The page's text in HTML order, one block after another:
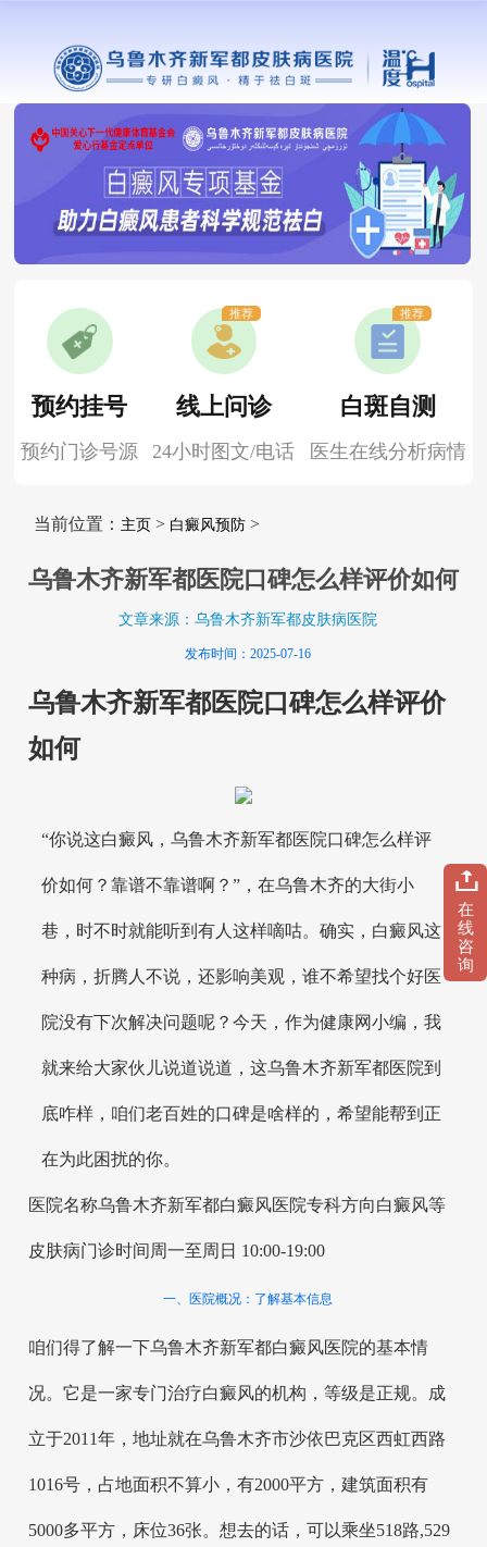
预约挂号
预约门诊号源
线上问诊
24小时图文/电话
推荐
白斑自测
医生在线分析病情
推荐
当前位置： 主页> 白癜风预防>
乌鲁木齐新军都医院口碑怎么样评价如何
文章来源：乌鲁木齐新军都皮肤病医院
发布时间：2025-07-16
乌鲁木齐新军都医院口碑怎么样评价
如何
“你说这白癜风，乌鲁木齐新军都医院口碑怎么样评
价如何？靠谱不靠谱啊？”，在乌鲁木齐的大街小
巷，时不时就能听到有人这样嘀咕。确实，白癜风这
种病，折腾人不说，还影响美观，谁不希望找个好医
院没有下次解决问题呢？今天，作为健康网小编，我
就来给大家伙儿说道说道，这乌鲁木齐新军都医院到
底咋样，咱们老百姓的口碑是啥样的，希望能帮到正
在为此困扰的你。
医院名称乌鲁木齐新军都白癜风医院专科方向白癜风等
皮肤病门诊时间周一至周日 10:00-19:00
一、医院概况：了解基本信息
咱们得了解一下乌鲁木齐新军都白癜风医院的基本情
况。它是一家专门治疗白癜风的机构，等级是正规。成
立于2011年，地址就在乌鲁木齐市沙依巴克区西虹西路
1016号，占地面积不算小，有2000平方，建筑面积有
5000多平方，床位36张。想去的话，可以乘坐518路,529
在
线
咨
询